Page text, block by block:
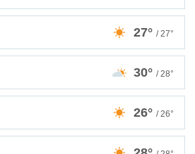
27° / 27°
30° / 28°
26° / 26°